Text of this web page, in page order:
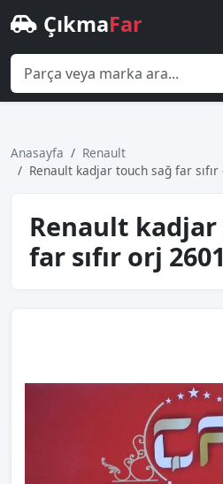
ÇıkmaFar
Anasayfa
Renault
Renault kadjar touch sağ far
Renault
far sıfır orj